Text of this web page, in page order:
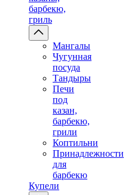
барбекю,
гриль
Мангалы
Чугунная
посуда
Тандыры
Печи
под
казан,
барбекю,
грили
Коптильни
Принадлежности
для
барбекю
Купели